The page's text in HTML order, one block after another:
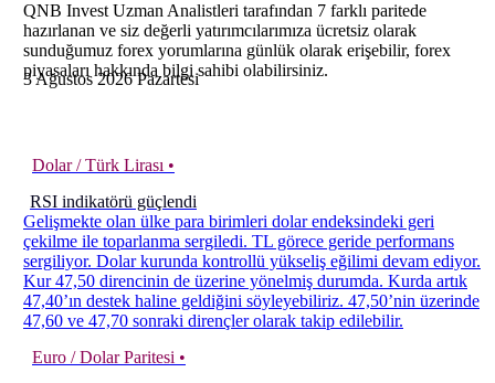
QNB Invest Uzman Analistleri tarafından 7 farklı paritede
hazırlanan ve siz değerli yatırımcılarımıza ücretsiz olarak
sunduğumuz forex yorumlarına günlük olarak erişebilir, forex
piyasaları hakkında bilgi sahibi olabilirsiniz.
3Ağustos2026Pazartesi
Dolar / Türk Lirası •
RSI indikatörü güçlendi
Gelişmekte olan ülke para birimleri dolar endeksindeki geri
çekilme ile toparlanma sergiledi. TL görece geride performans
sergiliyor. Dolar kurunda kontrollü yükseliş eğilimi devam ediyor.
Kur 47,50 direncinin de üzerine yönelmiş durumda. Kurda artık
47,40’ın destek haline geldiğini söyleyebiliriz. 47,50’nin üzerinde
47,60 ve 47,70 sonraki dirençler olarak takip edilebilir.
Euro / Dolar Paritesi •